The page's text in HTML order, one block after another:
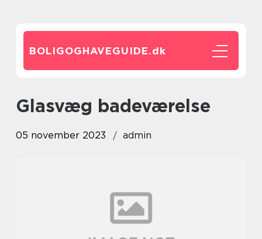
BOLIGOGHAVEGUIDE.dk
glasvæg badeværelse
05 november 2023 admin